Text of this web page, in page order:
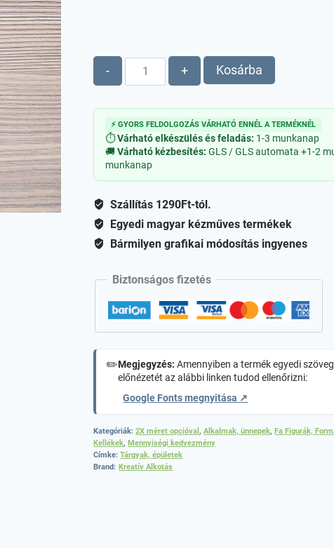
-
Szán
fa
+ Kosárba
⚡ GYORS FELDOLGOZÁS VÁRHATÓ ENNÉL A TERMÉKNÉL
⏱Várható elkészülés és feladás: 1-3 munkanap
🚚Várható kézbesítés: GLS / GLS automata +1-2
munkanap
Szállítás 1290Ft-tól.
Egyedi magyar kézműves termékek
Bármilyen grafikai módosítás ingyenes
Biztonságos fizetés
✏️Megjegyzés: Amennyiben a termék egyedi
előnézetét az alábbi linken tudod ellenőrizni:
Google Fonts megnyitása ↗
Kategóriák:2X méret opcióval,Alkalmak, ünnepek, Fa Figurák,
Kellékek, Mennyiségi kedvezmény
Címke:Tárgyak, épületek
Brand: Kreatív Alkotás